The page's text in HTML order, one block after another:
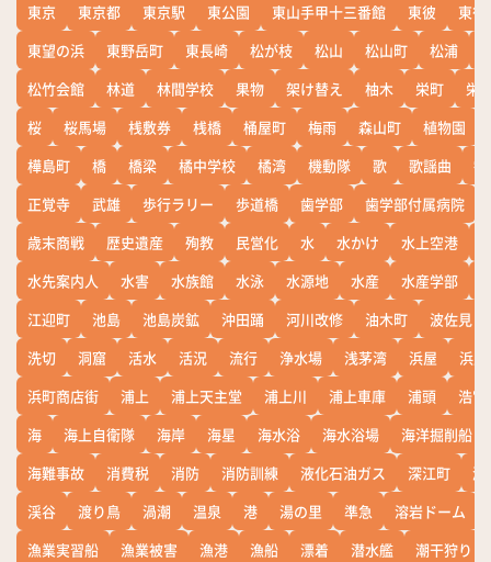
東京
東京都 東京駅 東公園 東山手甲十三番館 東彼
東彼
東望の浜
東野岳町 東長崎 松が枝 松山 松山町 松浦
松竹会館
林道 林間学校 果物 架け替え 柚木 栄町
栄
桜
桜馬場 桟敷券 桟橋 桶屋町 梅雨 森山町 植物園
樺島町
橋 橋梁 橘中学校 橘湾 機動隊 歌 歌謡曲
正覚寺
武雄 歩行ラリー 歩道橋 歯学部 歯学部付属病院
歳末商戦
歴史遺産 殉教 民営化 水 水かけ 水上空港
水先案内人
水害 水族館 水泳 水源地 水産 水産学部
江迎町
池島 池島炭鉱 沖田踊 河川改修 油木町
波佐見
洗切
洞窟 活水 活況 流行 浄水場 浅茅湾 浜屋
浜
浜町商店街
浦上 浦上天主堂 浦上川 浦上車庫 浦頭
浩宮
海
海上自衛隊 海岸 海星 海水浴 海水浴場
海洋掘削船
海難事故
消費税 消防 消防訓練 液化石油ガス 深江町
淵
渓谷
渡り鳥 渦潮 温泉 港 湯の里 準急 溶岩ドーム
漁業実習船
漁業被害 漁港 漁船 漂着 潜水艦
潮干狩り